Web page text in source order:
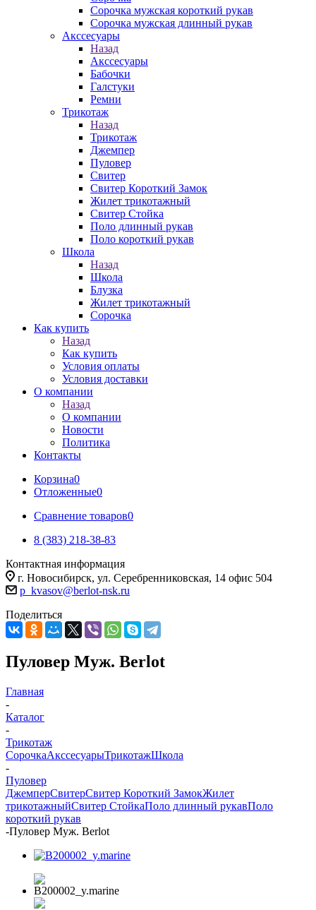
Сорочка мужская короткий рукав
Сорочка мужская длинный рукав
Акссесуары
Назад
Акссесуары
Бабочки
Галстуки
Ремни
Трикотаж
Назад
Трикотаж
Джемпер
Пуловер
Свитер
Свитер Короткий Замок
Жилет трикотажный
Свитер Стойка
Поло длинный рукав
Поло короткий рукав
Школа
Назад
Школа
Блузка
Жилет трикотажный
Сорочка
Как купить
Назад
Как купить
Условия оплаты
Условия доставки
О компании
Назад
О компании
Новости
Политика
Контакты
Корзина0
Отложенные0
Сравнение товаров0
8 (383) 218-38-83
Контактная информация
г. Новосибирск, ул. Серебренниковская, 14 офис 504
p_kvasov@berlot-nsk.ru
Поделиться
Пуловер Муж. Berlot
Главная
-
Каталог
-
Трикотаж
СорочкаАкссесуарыТрикотажШкола
-
Пуловер
ДжемперСвитерСвитер Короткий ЗамокЖилет
трикотажныйСвитер СтойкаПоло длинный рукавПоло
короткий рукав
-Пуловер Муж. Berlot